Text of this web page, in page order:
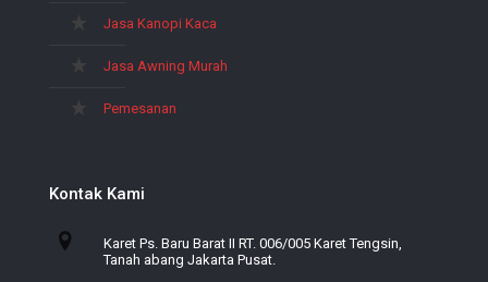
Jasa Kanopi Kaca
Jasa Awning Murah
Pemesanan
Kontak Kami
Karet Ps. Baru Barat II RT. 006/005 Karet Tengsin,
Tanah abang Jakarta Pusat.